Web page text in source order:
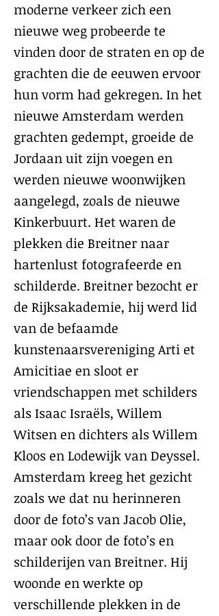
moderne verkeer zich een
nieuwe weg probeerde te
vinden door de straten en op de
grachten die de eeuwen ervoor
hun vorm had gekregen. In het
nieuwe Amsterdam werden
grachten gedempt, groeide de
Jordaan uit zijn voegen en
werden nieuwe woonwijken
aangelegd, zoals de nieuwe
Kinkerbuurt. Het waren de
plekken die Breitner naar
hartenlust fotografeerde en
schilderde. Breitner bezocht er
de Rijksakademie, hij werd lid
van de befaamde
kunstenaarsvereniging Arti et
Amicitiae en sloot er
vriendschappen met schilders
als Isaac Israëls, Willem
Witsen en dichters als Willem
Kloos en Lodewijk van Deyssel.
Amsterdam kreeg het gezicht
zoals we dat nu herinneren
door de foto’s van Jacob Olie,
maar ook door de foto’s en
schilderijen van Breitner. Hij
woonde en werkte op
verschillende plekken in de